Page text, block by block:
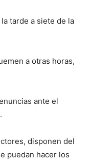
tarde a siete de la
a otras horas,
ante el
disponen del
puedan hacer los